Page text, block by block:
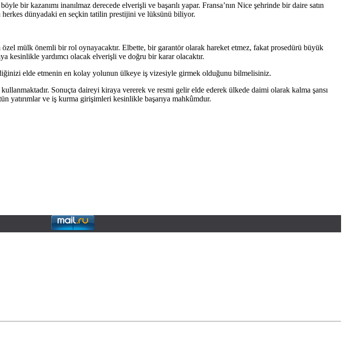
bir kazanımı inanılmaz derecede elverişli ve başarılı yapar. Fransa’nın Nice şehrinde bir daire satın
herkes dünyadaki en seçkin tatilin prestijini ve lüksünü biliyor.
mülk önemli bir rol oynayacaktır. Elbette, bir garantör olarak hareket etmez, fakat prosedürü büyük
kesinlikle yardımcı olacak elverişli ve doğru bir karar olacaktır.
elde etmenin en kolay yolunun ülkeye iş vizesiyle girmek olduğunu bilmelisiniz.
Sonuçta daireyi kiraya vererek ve resmi gelir elde ederek ülkede daimi olarak kalma şansı
yatırımlar ve iş kurma girişimleri kesinlikle başarıya mahkûmdur.